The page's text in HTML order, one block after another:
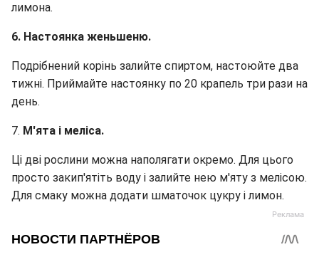
лимона.
6. Настоянка женьшеню.
Подрібнений корінь залийте спиртом, настоюйте два
тижні. Приймайте настоянку по 20 крапель три рази на
день.
7. М'ята і меліса.
Ці дві рослини можна наполягати окремо. Для цього
просто закип'ятіть воду і залийте нею м'яту з мелісою.
Для смаку можна додати шматочок цукру і лимон.